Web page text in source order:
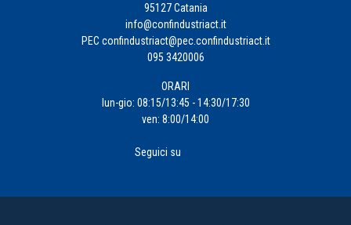
95127 Catania
info@confindustriact.it
PEC confindustriact@pec.confindustriact.it
095 3420006
ORARI
lun-gio: 08:15/13:45 - 14:30/17:30
ven: 8:00/14:00
Seguici su